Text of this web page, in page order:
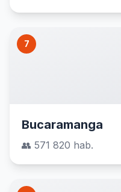
7
Bucaramanga
👥 571 820 hab.